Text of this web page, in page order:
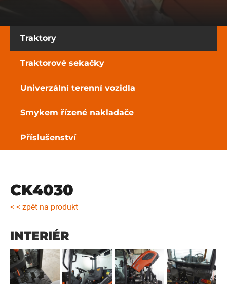
Traktory
Traktorové sekačky
Univerzální terenní vozidla
Smykem řízené nakladače
Příslušenství
CK4030
< < zpět na produkt
INTERIÉR